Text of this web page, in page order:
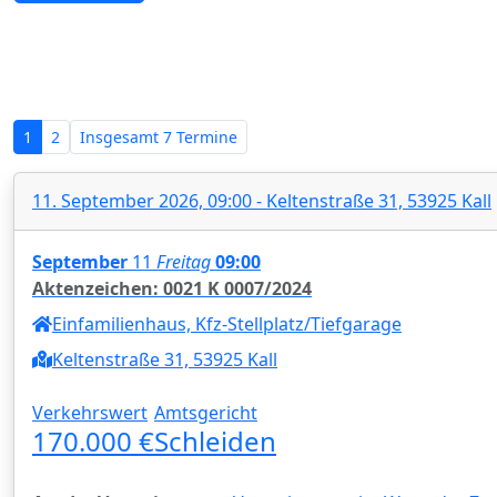
1 2 Insgesamt 7 Termine
11. September 2026, 09:00 - Keltenstraße 31, 53925 Kall
September 11 Freitag09:00
Aktenzeichen: 0021 K 0007/2024
Einfamilienhaus, Kfz-Stellplatz/Tiefgarage
Keltenstraße 31, 53925 Kall
Verkehrswert
170.000 €
Amtsgericht
Schleiden